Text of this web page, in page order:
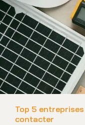
Top 5
contacter